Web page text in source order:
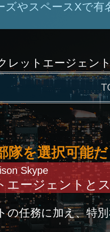
ズやスペースXで有
レットエージェン
隊を選択可能だ
Skype
エージェントと
の任務に加え、特